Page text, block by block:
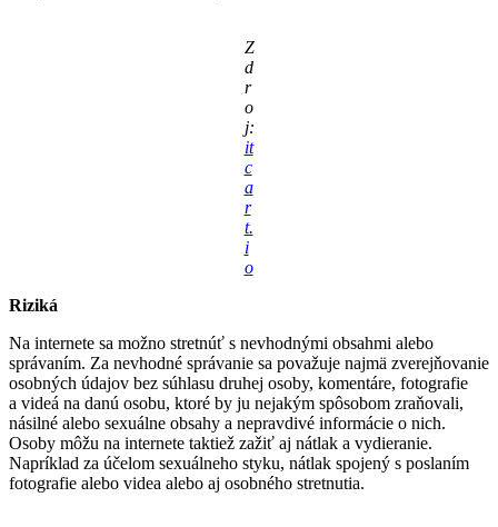
Z
d
r
o
j:
it
c
a
r
t.
i
o
Riziká
Na internete sa možno stretnúť s nevhodnými obsahmi alebo
správaním. Za nevhodné správanie sa považuje najmä zverejňovanie
osobných údajov bez súhlasu druhej osoby, komentáre, fotografie
a videá na danú osobu, ktoré by ju nejakým spôsobom zraňovali,
násilné alebo sexuálne obsahy a nepravdivé informácie o nich.
Osoby môžu na internete taktiež zažiť aj nátlak a vydieranie.
Napríklad za účelom sexuálneho styku, nátlak spojený s poslaním
fotografie alebo videa alebo aj osobného stretnutia.